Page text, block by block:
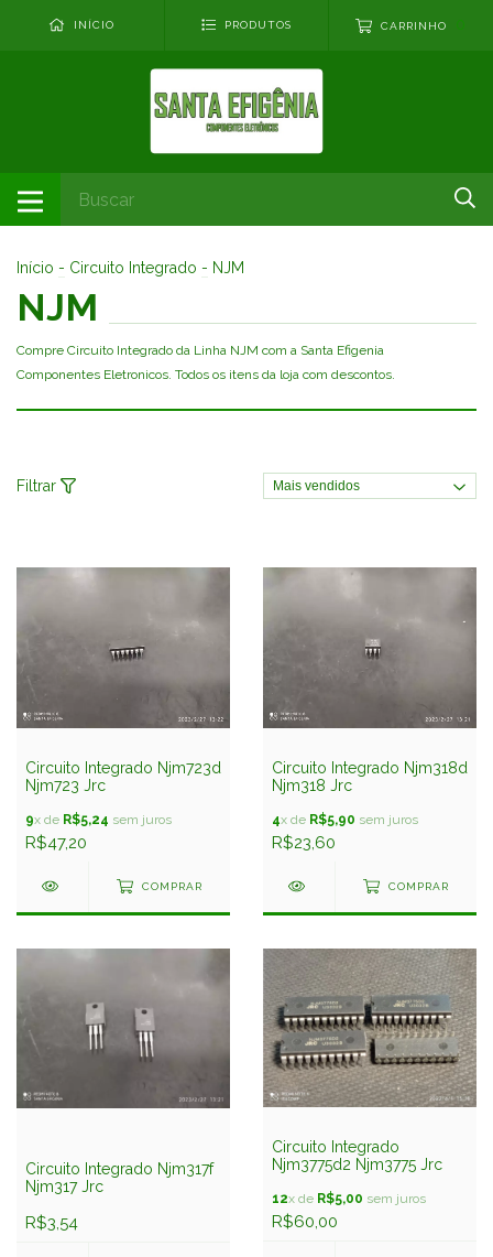
INÍCIO PRODUTOS CARRINHO
Início - Circuito Integrado - NJM
NJM
Compre Circuito Integrado da Linha NJM com a Santa Efigenia
Componentes Eletronicos. Todos os itens da loja com descontos.
Filtrar
Circuito Integrado Njm723d
Njm723 Jrc
9x de R$5,24 sem juros
R$47,20
COMPRAR
Circuito Integrado Njm318d
Njm318 Jrc
4x de R$5,90 sem juros
R$23,60
COMPRAR
Circuito Integrado Njm317f
Njm317 Jrc
R$3,54
Circuito Integrado
Njm3775d2 Njm3775 Jrc
12x de R$5,00 sem juros
R$60,00